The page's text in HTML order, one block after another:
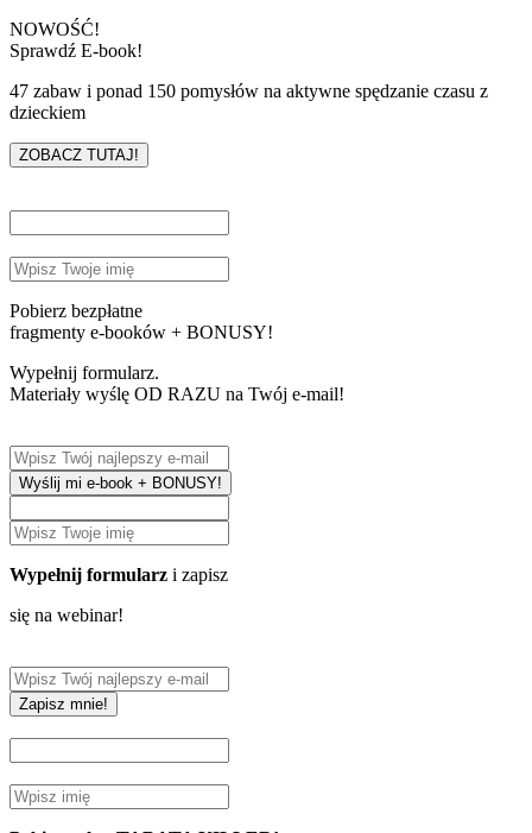
NOWOŚĆ!
Sprawdź E-book!
47 zabaw i ponad 150 pomysłów na aktywne spędzanie czasu z
dzieckiem
ZOBACZ TUTAJ!
Pobierz bezpłatne
fragmenty e-booków + BONUSY!
Wypełnij formularz.
Materiały wyślę OD RAZU na Twój e-mail!
Wyślij mi e-book + BONUSY!
Wypełnij formularz i zapisz
się na webinar!
Zapisz mnie!